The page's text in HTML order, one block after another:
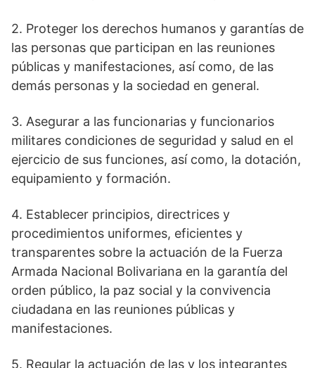
2. Proteger los derechos humanos y garantías de
las personas que participan en las reuniones
públicas y manifestaciones, así como, de las
demás personas y la sociedad en general.
3. Asegurar a las funcionarias y funcionarios
militares condiciones de seguridad y salud en el
ejercicio de sus funciones, así como, la dotación,
equipamiento y formación.
4. Establecer principios, directrices y
procedimientos uniformes, eficientes y
transparentes sobre la actuación de la Fuerza
Armada Nacional Bolivariana en la garantía del
orden público, la paz social y la convivencia
ciudadana en las reuniones públicas y
manifestaciones.
5. Regular la actuación de las y los integrantes